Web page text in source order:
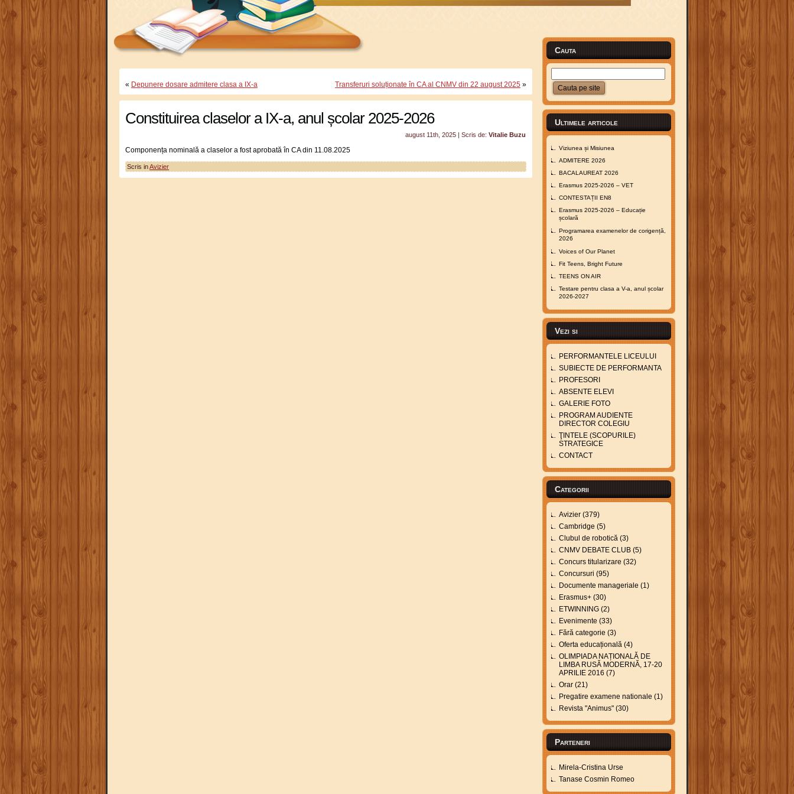
« Depunere dosare admitere clasa a IX-a Transferuri soluționate în CA al CNMV din 22 august 2025 »
Constituirea claselor a IX-a, anul școlar 2025-2026
august 11th, 2025 | Scris de: Vitalie Buzu
Componența nominală a claselor a fost aprobată în CA din 11.08.2025
Scris inAvizier
Cauta
Ultimele articole
Viziunea și Misiunea
ADMITERE 2026
BACALAUREAT 2026
Erasmus 2025-2026 – VET
CONTESTAȚII EN8
Erasmus 2025-2026 – Educație
școlară
Programarea examenelor de corigență,
2026
Voices of Our Planet
Fit Teens, Bright Future
TEENS ON AIR
Testare pentru clasa a V-a, anul școlar
2026-2027
Vezi si
PERFORMANTELE LICEULUI
SUBIECTE DE PERFORMANTA
PROFESORI
ABSENTE ELEVI
GALERIE FOTO
PROGRAM AUDIENTE
DIRECTOR COLEGIU
ŢINTELE (SCOPURILE)
STRATEGICE
CONTACT
Categorii
Avizier (379)
Cambridge (5)
Clubul de robotică (3)
CNMV DEBATE CLUB (5)
Concurs titularizare (32)
Concursuri (95)
Documente manageriale (1)
Erasmus+ (30)
ETWINNING (2)
Evenimente (33)
Fără categorie (3)
Oferta educațională (4)
OLIMPIADA NAȚIONALĂ DE
LIMBA RUSĂ MODERNĂ, 17-20
APRILIE 2016 (7)
Orar (21)
Pregatire examene nationale (1)
Revista "Animus" (30)
Parteneri
Mirela-Cristina Urse
Tanase Cosmin Romeo